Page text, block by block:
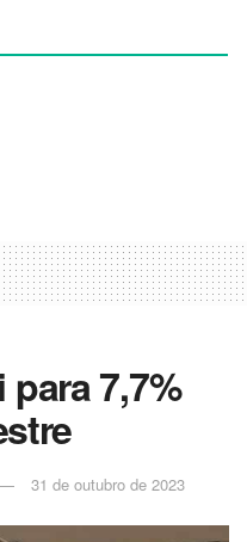
7,7%
31 de outubro de 2023